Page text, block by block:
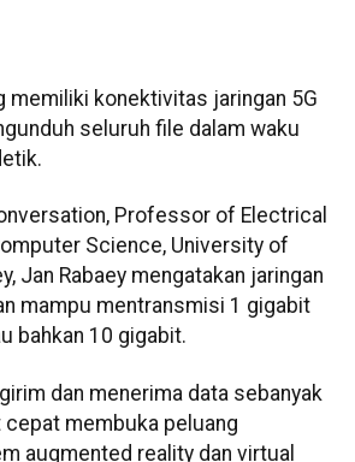
memiliki konektivitas jaringan 5G
seluruh file dalam waku
Professor of Electrical
Science, University of
Jan Rabaey mengatakan jaringan
mampu mentransmisi 1 gigabit
bahkan 10 gigabit.
dan menerima data sebanyak
cepat membuka peluang
augmented reality dan virtual